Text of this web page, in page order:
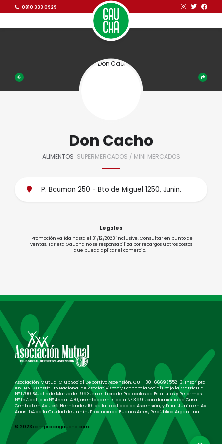
0810 333 0929
Don Cacho
ALIMENTOS SUPERMERCADOS / MINI MERCADOS
P. Bauman 250 - Bto de Miguel 1250, Junin.
Legales
¹ Promoción valida hasta el 31/12/2023 inclusive. Consultar en punto de
ventas. Tarjeta Gaucha no se responsabiliza por recargos u otros costos
que pueda aplicar el comercio.-
Asociación Mutual Club Social Deportivo Ascensión, CUIT 30-66693552-3, Inscripta
en INAES (Instituto Nacional de Asociativismo y Economía Social) bajo la Matricula
N° 1790 BA, el 5 de Marzo de 1993, en el Libro de Protocolos de Estatutos y Reformas
N° 157, del folio N° 455 al 470, asentado en el acta N° 3991, con domicilio de Casa
Central en Av. José Hernández 101 de la Localidad de Ascensión; y Filial Junín en Av.
Arias 154 de la Ciudad de Junín, Provincia de Buenos Aires, República Argentina.
© 2023 comprocongaucha.com